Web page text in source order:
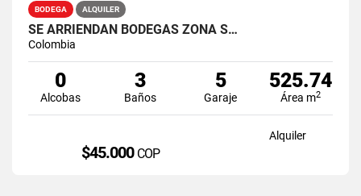
BODEGA ALQUILER
SE ARRIENDAN BODEGAS ZONA S…
Colombia
0
Alcobas
3
Baños
5
Garaje
525.74
Área m2
Alquiler
$45.000 COP